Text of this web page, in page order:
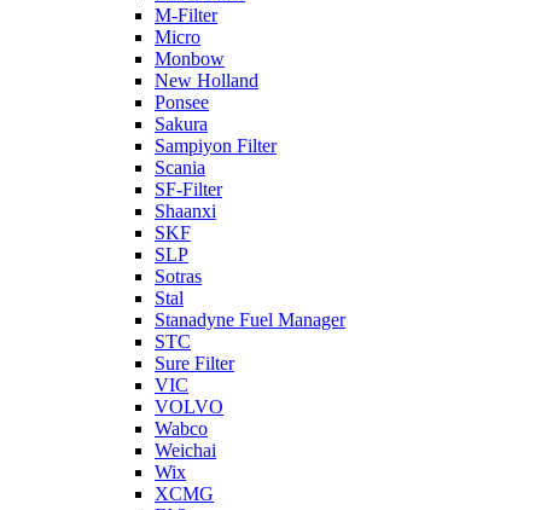
M-Filter
Micro
Monbow
New Holland
Ponsee
Sakura
Sampiyon Filter
Scania
SF-Filter
Shaanxi
SKF
SLP
Sotras
Stal
Stanadyne Fuel Manager
STC
Sure Filter
VIC
VOLVO
Wabco
Weichai
Wix
XCMG